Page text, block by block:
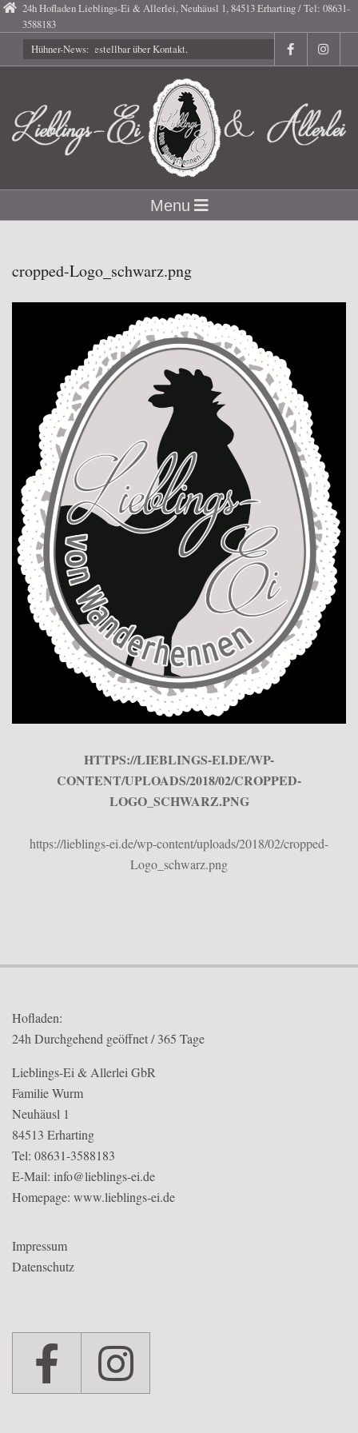
Skip
to
content
24h Hofladen Lieblings-Ei & Allerlei, Neuhäusl 1, 84513 Erharting / Tel: 08631-
3588183
Hühner-News:
Gutscheine bestellbar über Kontakt.
Lieblings-
Navigation
Menu
cropped-Logo_schwarz.png
HTTPS://LIEBLINGS-EI.DE/WP-
CONTENT/UPLOADS/2018/02/CROPPED-
LOGO_SCHWARZ.PNG
https://lieblings-ei.de/wp-content/uploads/2018/02/cropped-
Logo_schwarz.png
Hofladen:
24h Durchgehend geöffnet / 365 Tage
Lieblings-Ei & Allerlei GbR
Familie Wurm
Neuhäusl 1
84513 Erharting
Tel: 08631-3588183
E-Mail: info@lieblings-ei.de
Homepage: www.lieblings-ei.de
Impressum
Datenschutz